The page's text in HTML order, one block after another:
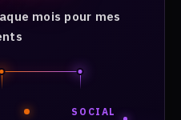
mois pour mes
SOCIAL